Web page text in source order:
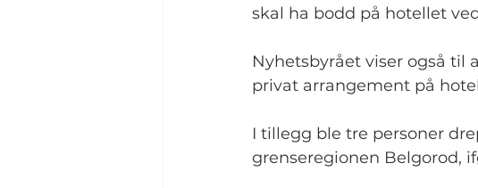
skal ha bodd på hotellet
Nyhetsbyrået viser også til
privat arrangement på
I tillegg ble tre personer
grenseregionen Belgorod,